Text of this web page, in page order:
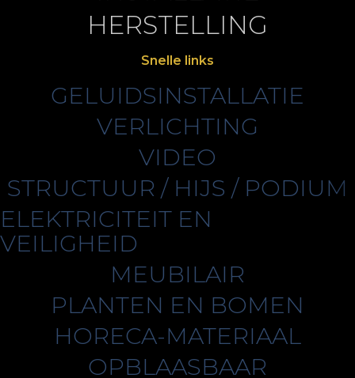
HERSTELLING
Snelle links
GELUIDSINSTALLATIE
VERLICHTING
VIDEO
STRUCTUUR / HIJS / PODIUM
ELEKTRICITEIT EN
VEILIGHEID
MEUBILAIR
PLANTEN EN BOMEN
HORECA-MATERIAAL
OPBLAASBAAR